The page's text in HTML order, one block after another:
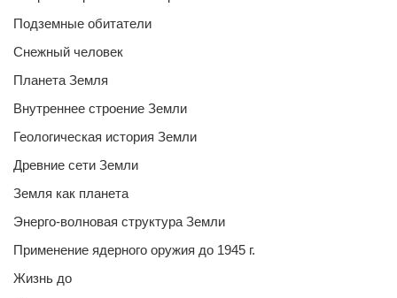
Подземные обитатели
Снежный человек
Планета Земля
Внутреннее строение Земли
Геологическая история Земли
Древние сети Земли
Земля как планета
Энерго-волновая структура Земли
Применение ядерного оружия до 1945 г.
Жизнь до